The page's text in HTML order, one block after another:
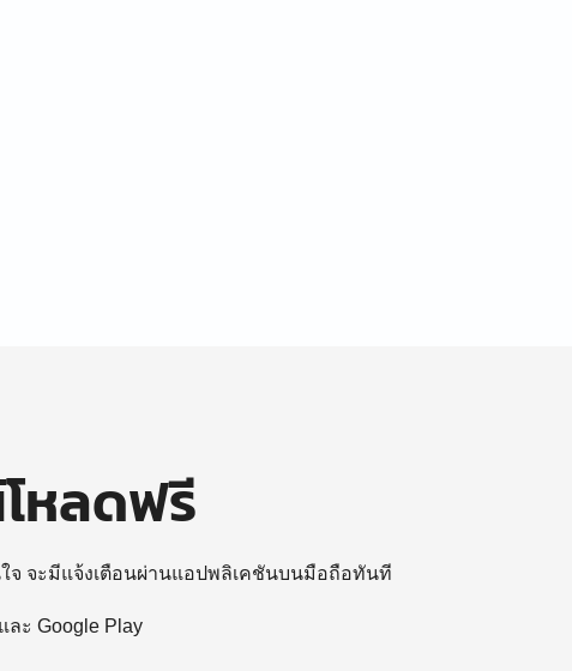
หลดฟรี
จ จะมีแจ้งเตือนผ่านแอปพลิเคชันบนมือถือทันที
ละ Google Play